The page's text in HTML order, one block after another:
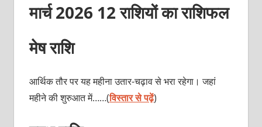
मार्च 2026 12 राशियों का राशिफल
मेष राशि
आर्थिक तौर पर यह महीना उतार-चढ़ाव से भरा रहेगा। जहां
महीने की शुरुआत में……(विस्तार से पढ़ें)